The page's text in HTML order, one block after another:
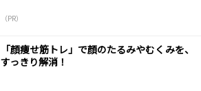
（PR）
「顔痩せ筋トレ」で顔のたるみやむくみを、
すっきり解消！